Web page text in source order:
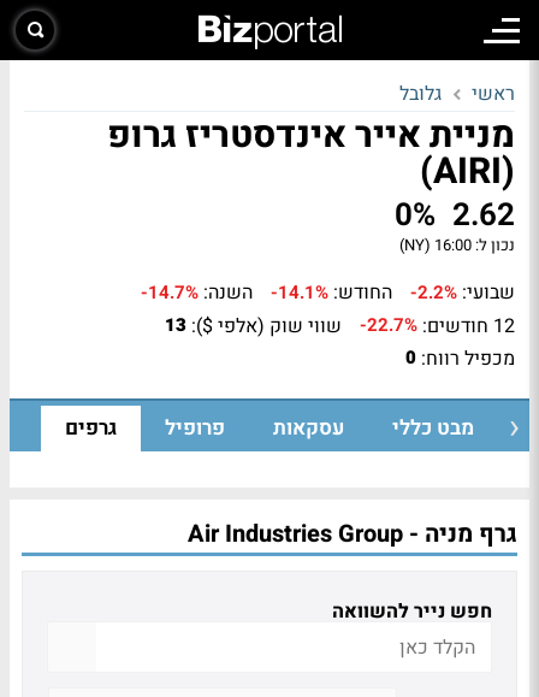
ראשי גלובל
מניית אייר אינדסטריז גרופ
(AIRI)
2.62
0%
נכון ל: 16:00 (NY)
שבועי: -2.2% החודש: -14.1% השנה: -14.7%
12 חודשים: -22.7% שווי שוק (אלפי $): 13
מכפיל רווח: 0
מבט כללי עסקאות פרופיל גרפים
גרף מניה - Air Industries Group
חפש נייר להשוואה